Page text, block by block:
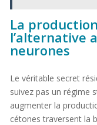
La
l’alternative
neurones
Le véritable secret
suivez pas un régime
augmenter la
cétones traversent la